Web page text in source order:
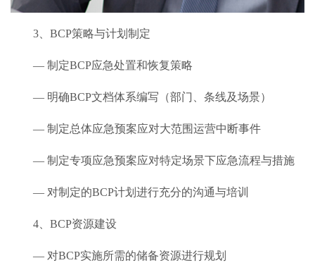
3、BCP策略与计划制定
— 制定BCP应急处置和恢复策略
— 明确BCP文档体系编写（部门、条线及场景）
— 制定总体应急预案应对大范围运营中断事件
— 制定专项应急预案应对特定场景下应急流程与措施
— 对制定的BCP计划进行充分的沟通与培训
4、BCP资源建设
— 对BCP实施所需的储备资源进行规划